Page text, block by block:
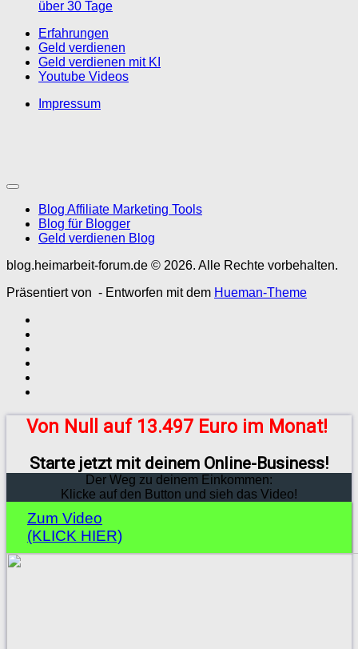
über 30 Tage
Erfahrungen
Geld verdienen
Geld verdienen mit KI
Youtube Videos
Impressum
Blog Affiliate Marketing Tools
Blog für Blogger
Geld verdienen Blog
blog.heimarbeit-forum.de © 2026. Alle Rechte vorbehalten.
Präsentiert von - Entworfen mit dem Hueman-Theme
Von Null auf 13.497 Euro im Monat!
Starte jetzt mit deinem Online-Business!
Der Weg zu deinem Einkommen:
Klicke auf den Button und sieh das Video!
Zum Video
(KLICK HIER)